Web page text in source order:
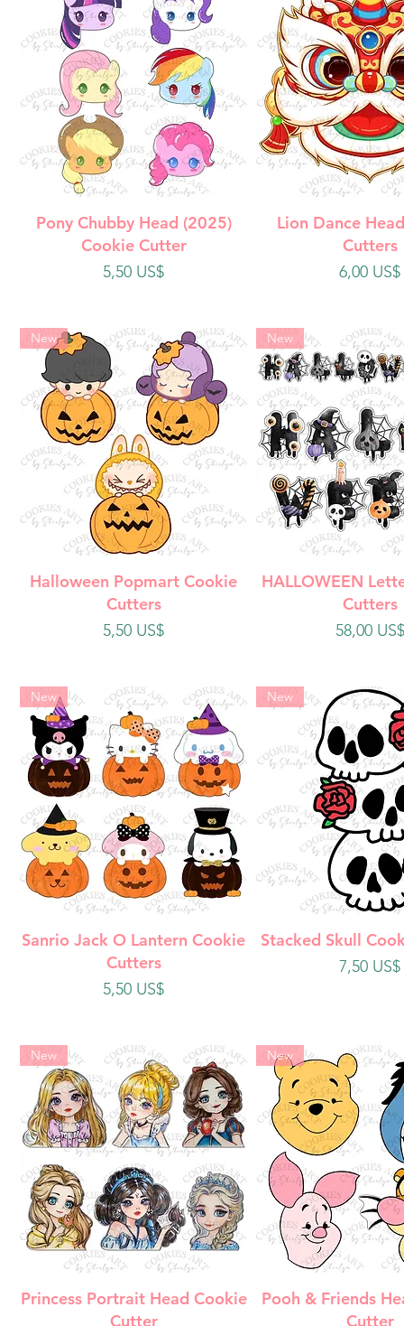
Vista rápida
Pony Chubby Head (2025)
Cookie Cutter
Precio
5,50 US$
Vista
Lion Dance
Cutters
Precio
6,00 US$
Vista rápida
New
Halloween Popmart Cookie
Cutters
Precio
5,50 US$
Vista
New
HALLOWEEN
Cutters
Precio
58,00 US$
Vista rápida
New
Sanrio Jack O Lantern Cookie
Cutters
Precio
5,50 US$
Vista
New
Stacked Skull
Precio
7,50 US$
Vista rápida
New
Princess Portrait Head Cookie
Cutter
Vista
New
Pooh & Friends
Cutter